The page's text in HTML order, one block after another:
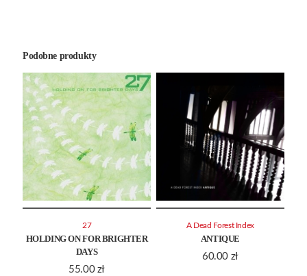
Podobne produkty
HOLDING ON FOR BRIGHTER
DAYS
55.00 zł
27
ANTIQUE
60.00 zł
A Dead Forest Index